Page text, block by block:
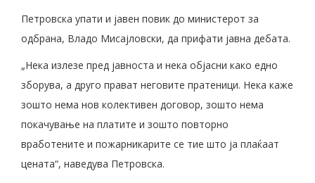
Петровска упати и јавен повик до министерот за
одбрана, Владо Мисајловски, да прифати јавна дебата.
„Нека излезе пред јавноста и нека објасни како едно
зборува, а друго прават неговите пратеници. Нека каже
зошто нема нов колективен договор, зошто нема
покачување на платите и зошто повторно
вработените и пожарникарите се тие што ја плаќаат
цената“, наведува Петровска.